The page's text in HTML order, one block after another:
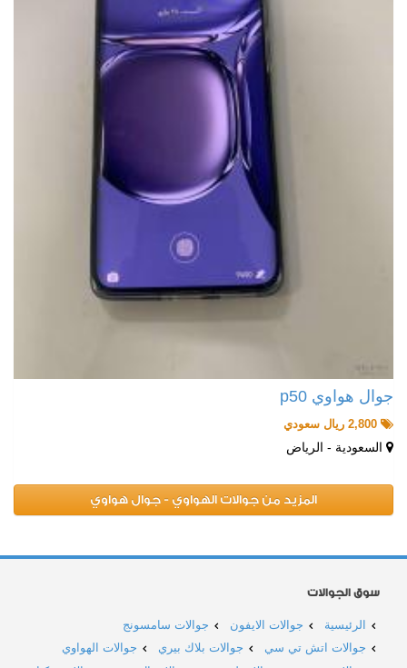
جوال هواوي p50
السعودية - الرياض
المزيد من جوالات الهواوي - جوال هواوي
سوق الجوالات
الرئيسية جوالات الايفون
جوالات سامسونج
جوالات اتش تي سي
جوالات بلاك بيري
جوالات الهواوي